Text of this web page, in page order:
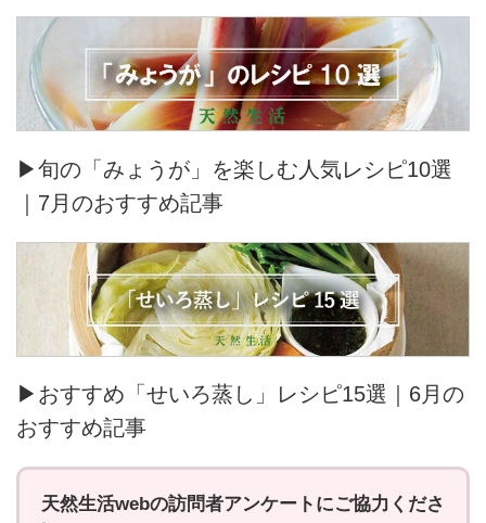
▶旬の「みょうが」を楽しむ人気レシピ10選
｜7月のおすすめ記事
▶おすすめ「せいろ蒸し」レシピ15選｜6月の
おすすめ記事